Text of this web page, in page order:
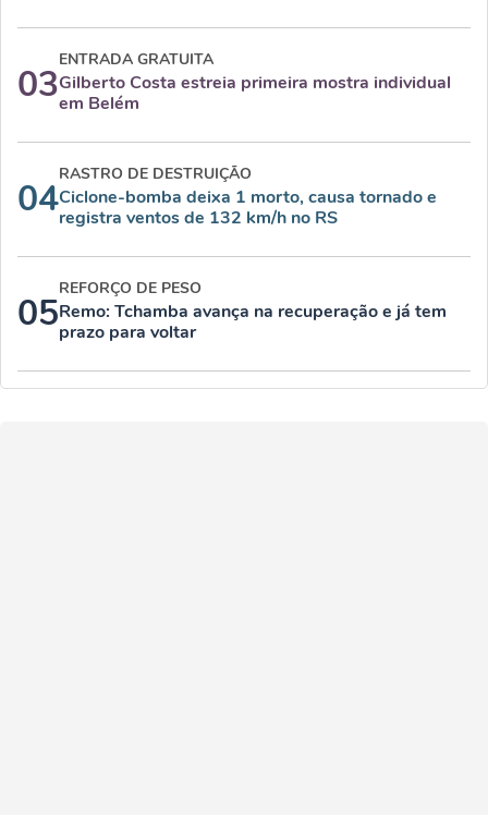
03
ENTRADA GRATUITA
Gilberto Costa estreia primeira mostra individual
em Belém
04
RASTRO DE DESTRUIÇÃO
Ciclone-bomba deixa 1 morto, causa tornado e
registra ventos de 132 km/h no RS
05
REFORÇO DE PESO
Remo: Tchamba avança na recuperação e já tem
prazo para voltar